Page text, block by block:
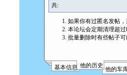
共:
如果你有过匿名发帖
本论坛会定期清理超
批量删除时有些帖子
基本信息 他的历史
他的车